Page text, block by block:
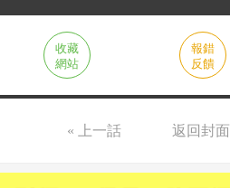
收藏
網站
報錯
反饋
« 上一話 返回封面